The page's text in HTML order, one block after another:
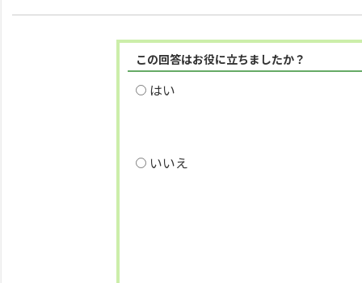
この回答はお役に立ちましたか？
はい
いいえ